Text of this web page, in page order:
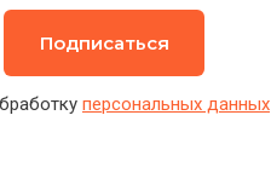
персональных данных
Подписаться